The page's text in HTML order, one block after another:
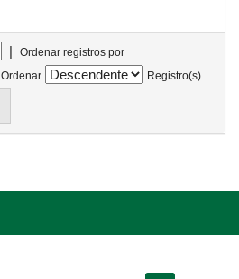
|
Ordenar registros por
Ordenar
Registro(s)